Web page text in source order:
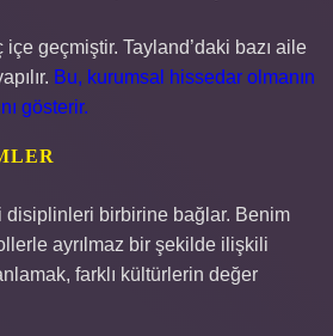
geçmiştir. Tayland’daki bazı aile
Bu, kurumsal hissedar olmanın
gösterir.
disiplinleri birbirine bağlar. Benim
ayrılmaz bir şekilde ilişkili
farklı kültürlerin değer